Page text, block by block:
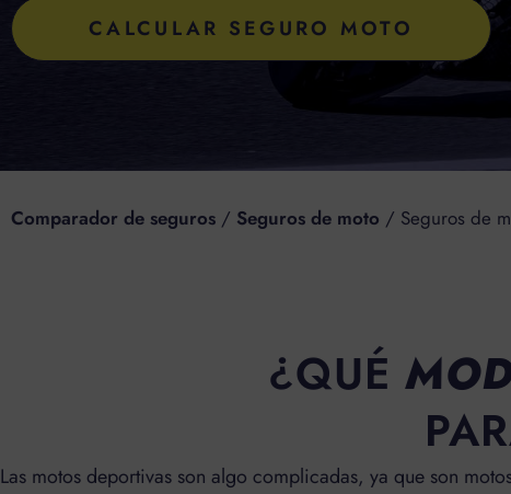
CALCULAR SEGURO MOTO
Comparador de seguros / Seguros de moto / Seguros de
¿QUÉ
Las motos deportivas son algo complicadas, ya que son